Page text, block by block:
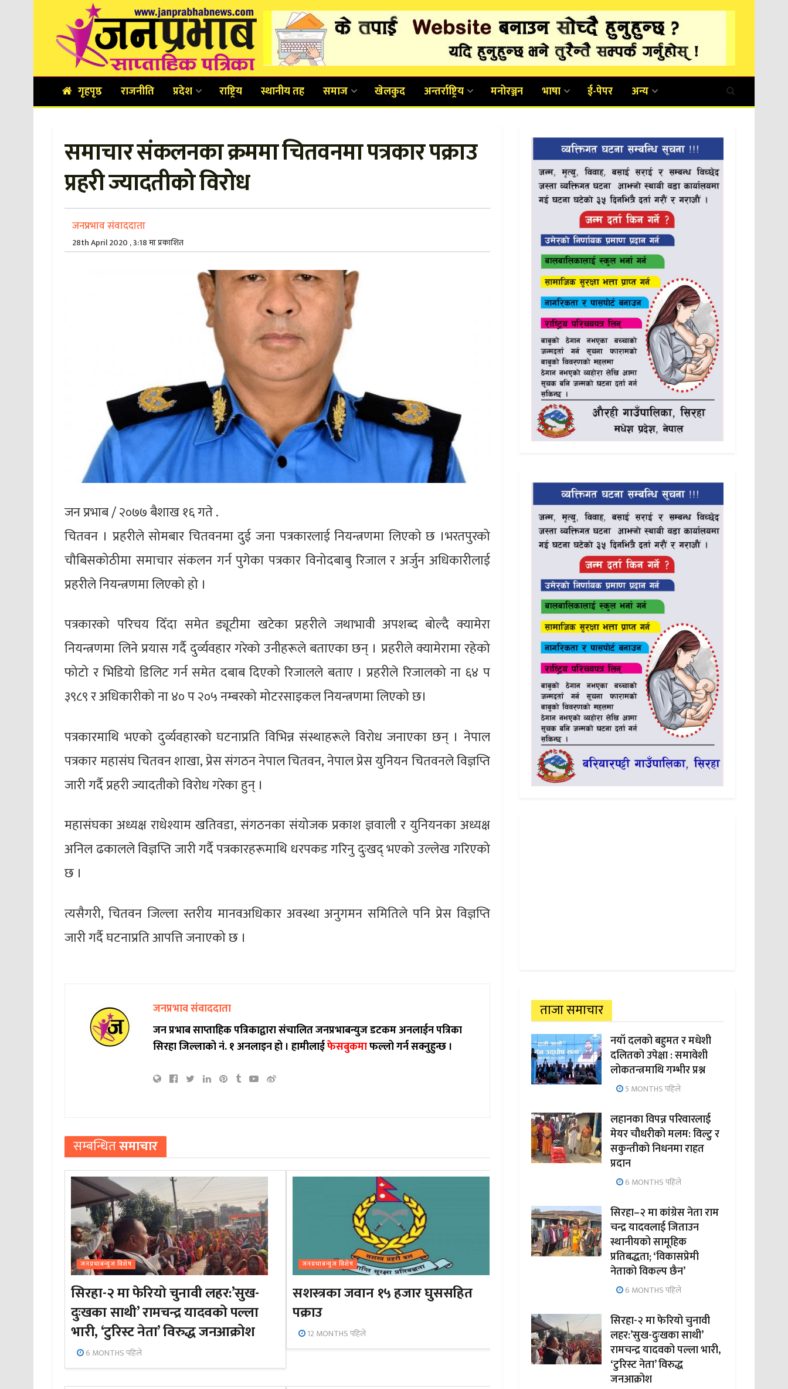
गृहपृष्ठ राजनीति प्रदेश राष्ट्रिय स्थानीय तह समाज खेलकुद अन्तर्राष्ट्रिय मनोरञ्जन भाषा ई-पेपर अन्य
समाचार संकलनका क्रममा चितवनमा पत्रकार पक्राउ
प्रहरी ज्यादतीको विरोध
जनप्रभाव संवाददाता
28th April 2020 , 3:18 मा प्रकाशित
जन प्रभाब / २०७७ बैशाख १६ गते .
चितवन । प्रहरीले सोमबार चितवनमा दुई जना पत्रकारलाई नियन्त्रणमा लिएको छ ।भरतपुरको
चौबिसकोठीमा समाचार संकलन गर्न पुगेका पत्रकार विनोदबाबु रिजाल र अर्जुन अधिकारीलाई
प्रहरीले नियन्त्रणमा लिएको हो ।
पत्रकारको परिचय दिँदा समेत ड्यूटीमा खटेका प्रहरीले जथाभावी अपशब्द बोल्दै क्यामेरा
नियन्त्रणमा लिने प्रयास गर्दै दुर्व्यवहार गरेको उनीहरूले बताएका छन् । प्रहरीले क्यामेरामा रहेको
फोटो र भिडियो डिलिट गर्न समेत दबाब दिएको रिजालले बताए । प्रहरीले रिजालको ना ६४ प
३९८९ र अधिकारीको ना ४० प २०५ नम्बरको मोटरसाइकल नियन्त्रणमा लिएको छ।
पत्रकारमाथि भएको दुर्व्यवहारको घटनाप्रति विभिन्न संस्थाहरूले विरोध जनाएका छन् । नेपाल
पत्रकार महासंघ चितवन शाखा, प्रेस संगठन नेपाल चितवन, नेपाल प्रेस युनियन चितवनले विज्ञप्ति
जारी गर्दै प्रहरी ज्यादतीको विरोध गरेका हुन् ।
महासंघका अध्यक्ष राधेश्याम खतिवडा, संगठनका संयोजक प्रकाश ज्ञवाली र युनियनका अध्यक्ष
अनिल ढकालले विज्ञप्ति जारी गर्दै पत्रकारहरूमाथि धरपकड गरिनु दुःखद् भएको उल्लेख गरिएको
छ ।
त्यसैगरी, चितवन जिल्ला स्तरीय मानवअधिकार अवस्था अनुगमन समितिले पनि प्रेस विज्ञप्ति
जारी गर्दै घटनाप्रति आपत्ति जनाएको छ ।
जनप्रभाव संवाददाता
जन प्रभाब साप्ताहिक पत्रिकाद्वारा संचालित जनप्रभाबन्युज डटकम अनलाईन पत्रिका
सिरहा जिल्लाको नं. १ अनलाइन हो ।हामीलाईफेसबुकमाफल्लो गर्न सक्नुहुन्छ ।
सम्बन्धितसमाचार
जनप्रभाबन्युज विशेष
सिरहा-२ मा फेरियो चुनावी लहर:’सुख-
दुःखका साथी’ रामचन्द्र यादवको पल्ला
भारी, ‘टुरिस्ट नेता’ विरुद्ध जनआक्रोश
6 MONTHS पहिले
जनप्रभाबन्युज विशेष
सशस्त्रका जवान १५ हजार घुससहित
पक्राउ
12 MONTHS पहिले
ताजा समाचार
नयाँ दलको बहुमत र मधेशी
दलितको उपेक्षा : समावेशी
लोकतन्त्रमाथि गम्भीर प्रश्न
5 MONTHS पहिले
लहानका विपन्न परिवारलाई
मेयर चौधरीको मलम: विल्टु र
सकुन्तीको निधनमा राहत
प्रदान
6 MONTHS पहिले
सिरहा–२ मा कांग्रेस नेता राम
चन्द्र यादवलाई जिताउन
स्थानीयको सामूहिक
प्रतिबद्धता; ‘विकासप्रेमी
नेताको विकल्प छैन’
6 MONTHS पहिले
सिरहा-२ मा फेरियो चुनावी
लहर:’सुख-दुःखका साथी’
रामचन्द्र यादवको पल्ला भारी,
‘टुरिस्ट नेता’ विरुद्ध
जनआक्रोश